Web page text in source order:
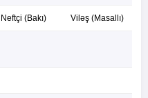
Neftçi (Bakı) Viləş (Masallı)